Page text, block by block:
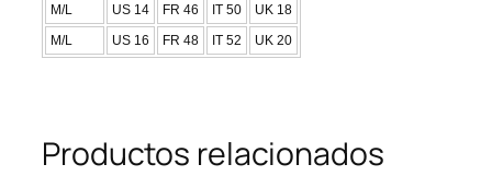
M/L
US 14 FR 46 IT 50
UK 18
M/L
US 16 FR 48 IT 52 UK 20
Productos relacionados